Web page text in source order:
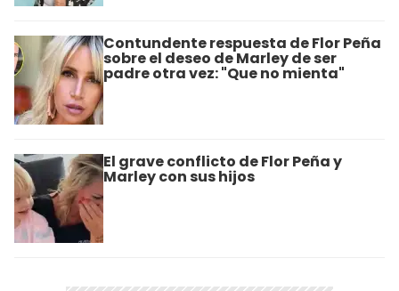
Contundente respuesta de Flor Peña
sobre el deseo de Marley de ser
padre otra vez: "Que no mienta"
El grave conflicto de Flor Peña y
Marley con sus hijos